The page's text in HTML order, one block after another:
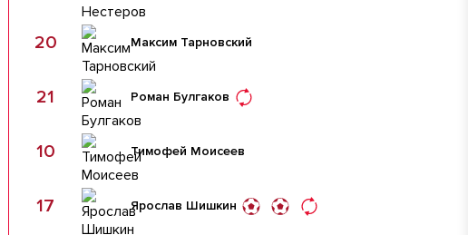
Максим Тарновский
20
Роман Булгаков
21
Тимофей Моисеев
10
Ярослав Шишкин
17